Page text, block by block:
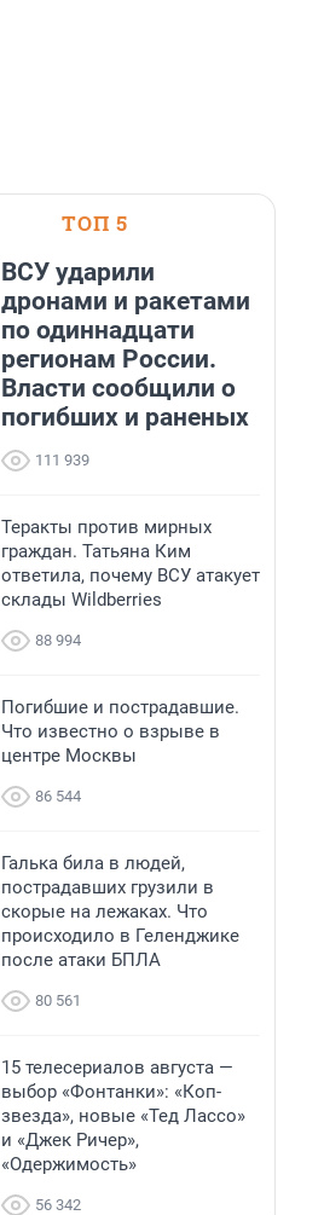
ТОП 5
ВСУ ударили
дронами и ракетами
по одиннадцати
регионам России.
Власти сообщили о
погибших и раненых
111 939
Теракты против мирных
граждан. Татьяна Ким
ответила, почему ВСУ атакует
склады Wildberries
88 994
Погибшие и пострадавшие.
Что известно о взрыве в
центре Москвы
86 544
Галька била в людей,
пострадавших грузили в
скорые на лежаках. Что
происходило в Геленджике
после атаки БПЛА
80 561
15 телесериалов августа —
выбор «Фонтанки»: «Коп-
звезда», новые «Тед Лассо»
и «Джек Ричер»,
«Одержимость»
56 342